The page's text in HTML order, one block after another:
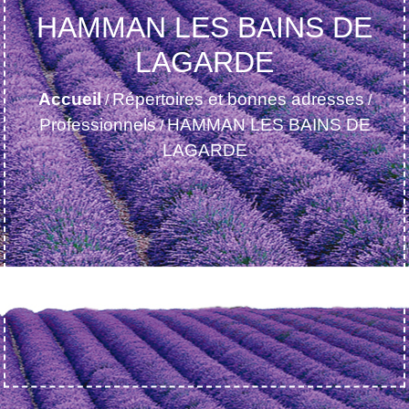
HAMMAN LES BAINS DE
LAGARDE
Accueil/Répertoires et bonnes adresses/
Professionnels/HAMMAN LES BAINS DE
LAGARDE